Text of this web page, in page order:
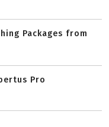
Packages from
Pro